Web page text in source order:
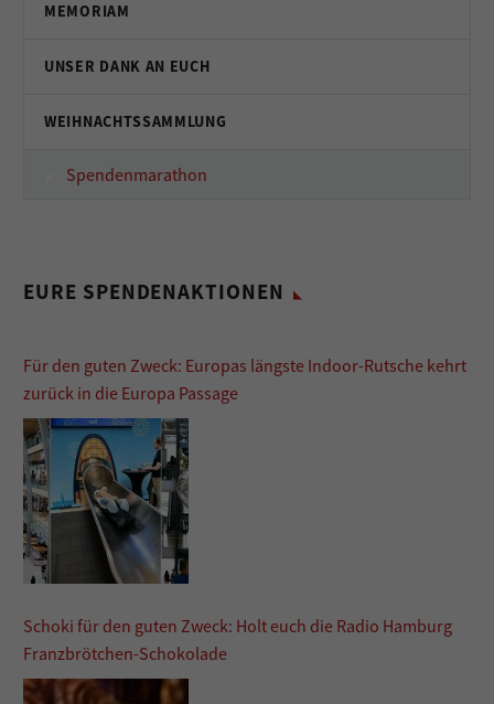
MEMORIAM
UNSER DANK AN EUCH
WEIHNACHTSSAMMLUNG
Spendenmarathon
EURE SPENDENAKTIONEN
Für den guten Zweck: Europas längste Indoor-Rutsche kehrt
zurück in die Europa Passage
Schoki für den guten Zweck: Holt euch die Radio Hamburg
Franzbrötchen-Schokolade